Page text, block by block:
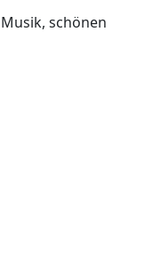
schönen